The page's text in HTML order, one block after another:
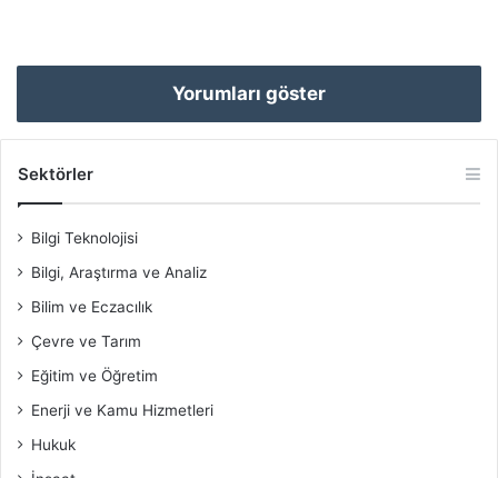
Yorumları göster
Sektörler
Bilgi Teknolojisi
Bilgi, Araştırma ve Analiz
Bilim ve Eczacılık
Çevre ve Tarım
Eğitim ve Öğretim
Enerji ve Kamu Hizmetleri
Hukuk